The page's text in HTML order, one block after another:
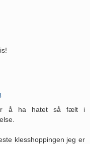
å ha hatet så fælt i
klesshoppingen jeg er